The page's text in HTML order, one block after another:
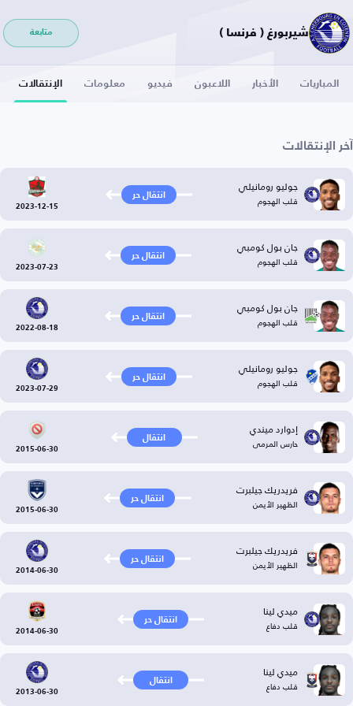
شيربورغ ( فرنسا ) متابعة
المباريات الأخبار اللاعبون فيديو معلومات الإنتقالات
آخر الإنتقالات
جوليو رومانيلي
قلب الهجوم انتقال حر
2023-12-15
جان بول كومبي
قلب الهجوم انتقال حر
2023-07-23
جان بول كومبي
قلب الهجوم انتقال حر
2022-08-18
جوليو رومانيلي
قلب الهجوم انتقال حر
2023-07-29
إدوارد ميندي
حارس المرمى انتقال
2015-06-30
فريدريك جيلبرت
الظهير الأيمن انتقال حر
2015-06-30
فريدريك جيلبرت
الظهير الأيمن انتقال حر
2014-06-30
ميدي لينا
قلب دفاع انتقال حر
2014-06-30
ميدي لينا
قلب دفاع انتقال
2013-06-30